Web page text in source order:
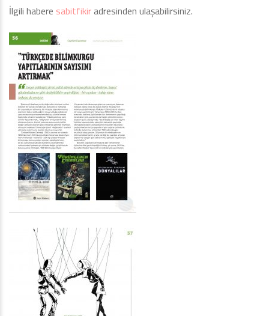
İlgili habere sabitfikiradresinden ulaşabilirsiniz.